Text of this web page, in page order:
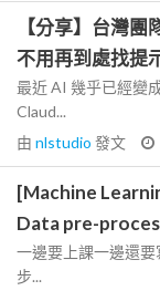
【分享】台灣
不用再到處找提
最近 AI 幾乎已經變
Claud...
由 nlstudio 發文
[Machine
Data pre-
一邊要上課一邊還
步...